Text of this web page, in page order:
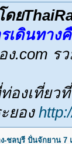
ย
เดินทาง
ง.com
องเที่ยว
ยอง
-ชลบุรี ปั่นจักยาน 7